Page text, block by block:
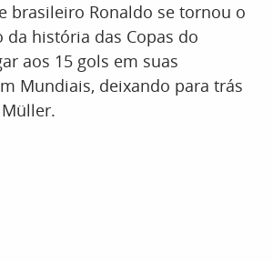
brasileiro Ronaldo se tornou o
história das Copas do
aos 15 gols em suas
Mundiais, deixando para trás